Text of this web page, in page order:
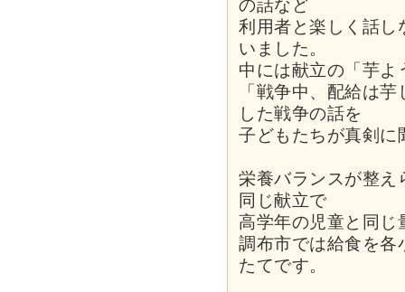
の話など
利用者と楽しく話し
いました。
中には献立の「芋よ
「戦争中、配給は
した戦争の話を
子どもたちが真剣に
栄養バランスが整え
同じ献立で
高学年の児童と同じ
調布市では給食を各
たてです。